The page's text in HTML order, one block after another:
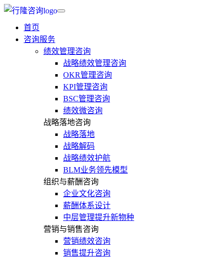
首页
咨询服务
绩效管理咨询
战略绩效管理咨询
OKR管理咨询
KPI管理咨询
BSC管理咨询
绩效微咨询
战略落地咨询
战略落地
战略解码
战略绩效护航
BLM业务领先模型
组织与薪酬咨询
企业文化咨询
薪酬体系设计
中层管理提升新物种
营销与销售咨询
营销绩效咨询
销售提升咨询